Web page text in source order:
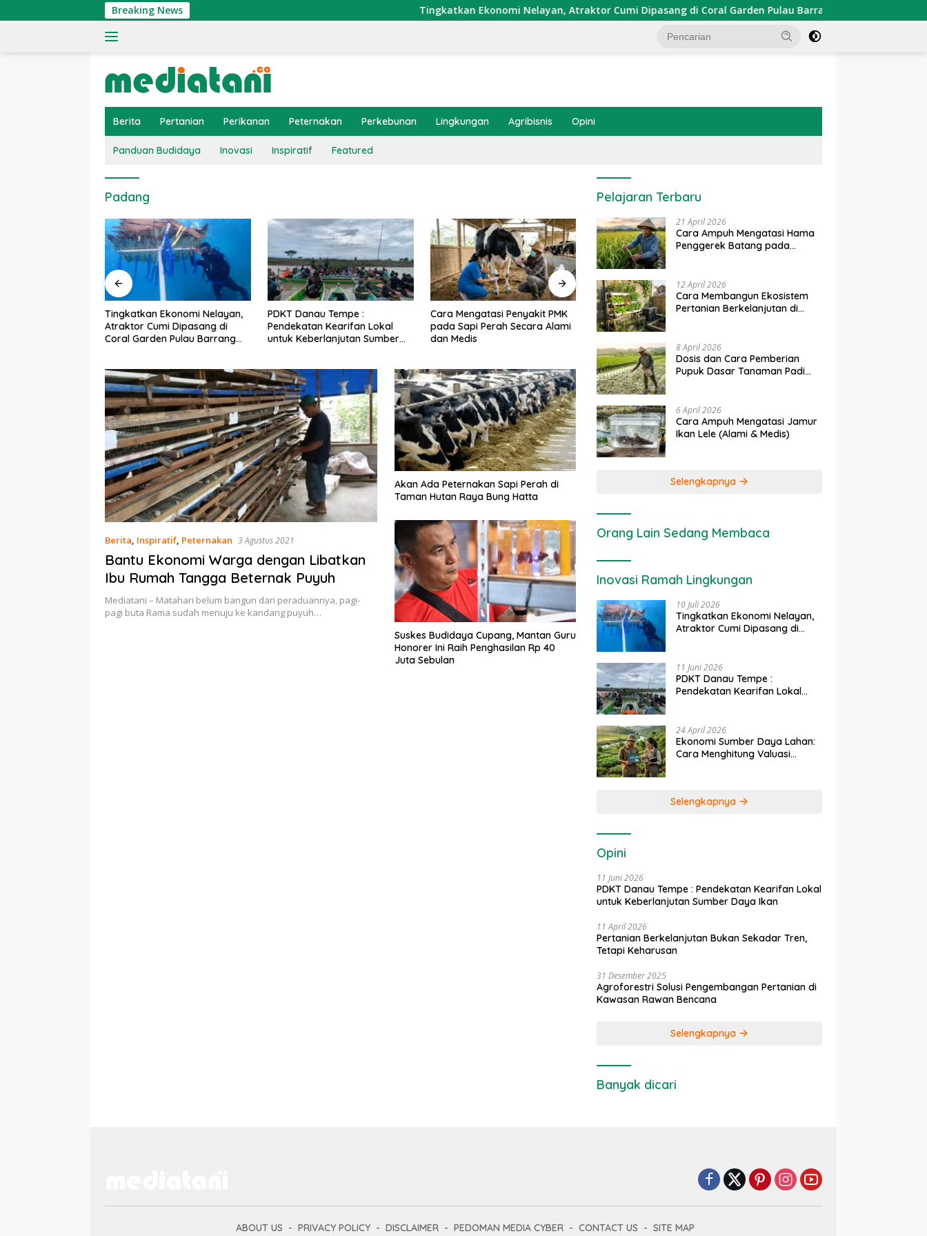
ke
Breaking News Tingkatkan Ekonomi Nelayan, Atraktor Cumi Dipasang di Coral Garden Pulau Barrang Caddi
Berita Pertanian Perikanan Peternakan Perkebunan Lingkungan Agribisnis Opini
Panduan Budidaya Inovasi Inspiratif Featured
Padang
PDKT Danau Tempe :
Pendekatan Kearifan Lokal
untuk Keberlanjutan Sumber
Cara Mengatasi Penyakit PMK
pada Sapi Perah Secara Alami
dan Medis
Dosis dan Cara Pemupukan
Tanaman Padi pada Fase
Vegetatif Aktif yang Tepat
Penerapan IoT dalam
Pertanian Modern di Indonesia
Ekonomi Sumber Daya Lahan:
Berita, Inspiratif, Peternakan 3 Agustus 2021
Bantu Ekonomi Warga dengan Libatkan
Ibu Rumah Tangga Beternak Puyuh
Mediatani – Matahari belum bangun dari peraduannya, pagi-
pagi buta Rama sudah menuju ke kandang puyuh…
Akan Ada Peternakan Sapi Perah di
Taman Hutan Raya Bung Hatta
Suskes Budidaya Cupang, Mantan Guru
Honorer Ini Raih Penghasilan Rp 40
Juta Sebulan
Pelajaran Terbaru
21 April 2026
Cara Ampuh Mengatasi Hama
Penggerek Batang pada
12 April 2026
Cara Membangun Ekosistem
Pertanian Berkelanjutan di
8 April 2026
Dosis dan Cara Pemberian
Pupuk Dasar Tanaman Padi
6 April 2026
Cara Ampuh Mengatasi Jamur
Ikan Lele (Alami & Medis)
Selengkapnya
Orang Lain Sedang Membaca
Inovasi Ramah Lingkungan
10 Juli 2026
Tingkatkan Ekonomi Nelayan,
Atraktor Cumi Dipasang di
11 Juni 2026
PDKT Danau Tempe :
Pendekatan Kearifan Lokal
24 April 2026
Ekonomi Sumber Daya Lahan:
Cara Menghitung Valuasi
Selengkapnya
Opini
11 Juni 2026
PDKT Danau Tempe : Pendekatan Kearifan Lokal
untuk Keberlanjutan Sumber Daya Ikan
11 April 2026
Pertanian Berkelanjutan Bukan Sekadar Tren,
Tetapi Keharusan
31 Desember 2025
Agroforestri Solusi Pengembangan Pertanian di
Kawasan Rawan Bencana
Selengkapnya
Banyak dicari
ABOUT US PRIVACY POLICY DISCLAIMER PEDOMAN MEDIA CYBER CONTACT US SITE MAP